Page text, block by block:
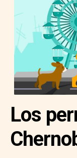
Los